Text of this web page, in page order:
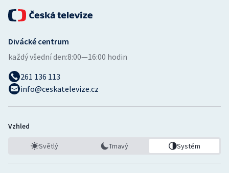
Divácké centrum
každý všední den:8:00—16:00 hodin
261 136 113
info@ceskatelevize.cz
Vzhled
Světlý Tmavý Systém